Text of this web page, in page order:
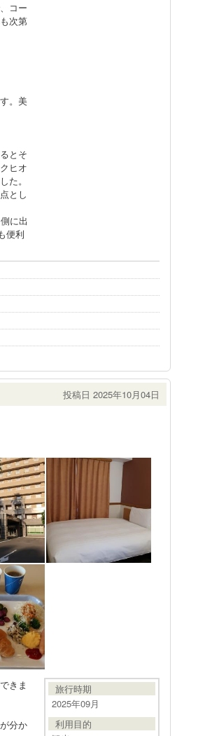
コー
次第
。美
とそ
ヒオ
た。
とし
に出
便利
投稿日 2025年10月04日
きま
分か
旅行時期
2025年09月
利用目的